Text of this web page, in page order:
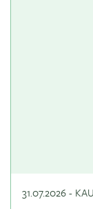
31.07.2026-